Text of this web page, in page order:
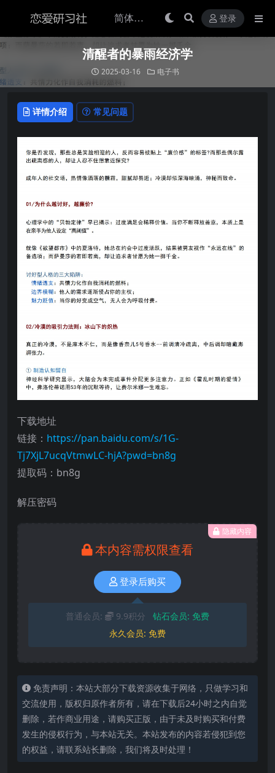
登录
清醒者的暴雨经济学
2025-03-16 电子书
详情介绍 常见问题
下载地址
链接： https://pan.baidu.com/s/1G-
Tj7XjL7ucqVtmwLC-hjA?pwd=bn8g
提取码：bn8g
解压密码
隐藏内容
本内容需权限查看
登录后购买
普通会员: 9.9积分 钻石会员: 免费
永久会员: 免费
免责声明：本站大部分下载资源收集于网络，只做学习和
交流使用，版权归原作者所有，请在下载后24小时之内自觉
删除，若作商业用途，请购买正版，由于未及时购买和付费
发生的侵权行为，与本站无关。本站发布的内容若侵犯到您
的权益，请联系站长删除，我们将及时处理！